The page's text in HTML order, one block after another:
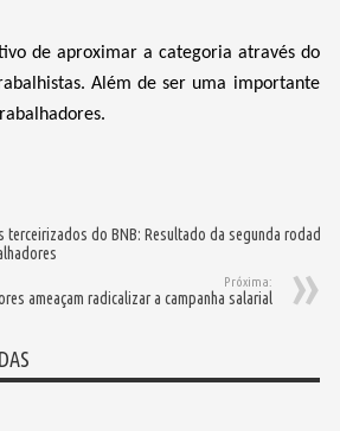
de aproximar a categoria através do
Além de ser uma importante
terceirizados do BNB: Resultado da segunda rodada
Próxima:
ameaçam radicalizar a campanha salarial